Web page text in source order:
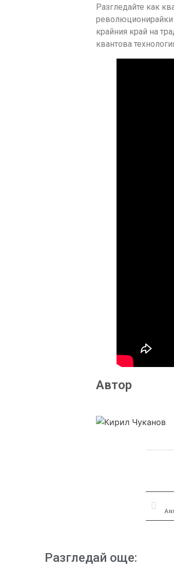
Разгледайте как
революционирайки
крайния край на
квантова
Автор
Разгледай още: